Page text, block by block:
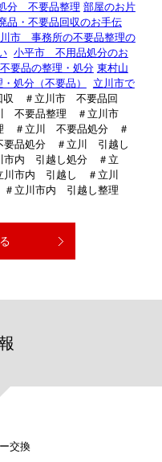
分 不要品整理 部屋のお片
品・不要品回収のお手伝
市 事務所の不要品整理の
小平市 不用品処分のお
要品の整理・処分 東村山
処分（不要品）
立川市で
＃立川市 不要品回
不要品整理 ＃立川市
＃立川 不要品処分 ＃
品処分 ＃立川 引越し
内 引越し処分 ＃立
市内 引越し ＃立川
立川市内 引越し整理
交換